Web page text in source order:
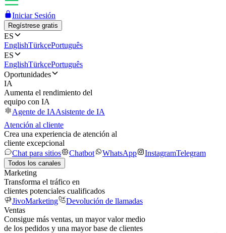
Iniciar Sesión
Regístrese gratis
ES
EnglishTürkçePortuguês
ES
EnglishTürkçePortuguês
Oportunidades
IA
Aumenta el rendimiento del
equipo con IA
Agente de IAAsistente de IA
Atención al cliente
Crea una experiencia de atención al
cliente excepcional
Chat para sitios
Chatbot WhatsApp InstagramTelegram
Todos los canales
Marketing
Transforma el tráfico en
clientes potenciales cualificados
JivoMarketing
Devolución de llamadas
Ventas
Consigue más ventas, un mayor valor medio
de los pedidos y una mayor base de clientes